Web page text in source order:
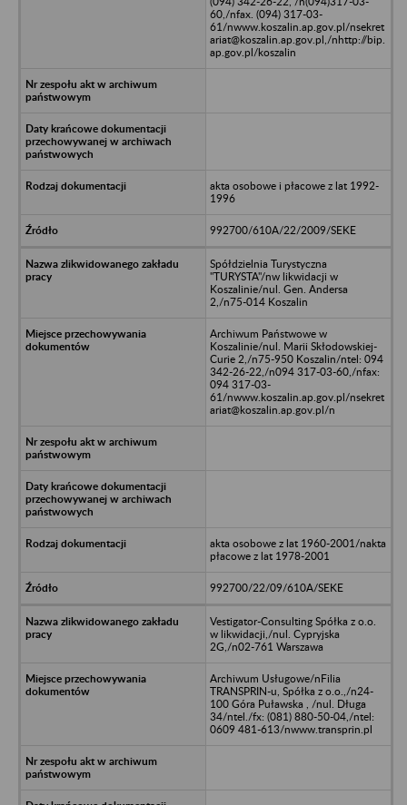
60,/nfax. (094) 317-03-
61/nwww.koszalin.ap.gov.pl/nsekret
ariat@koszalin.ap.gov.pl,/nhttp://bip.
ap.gov.pl/koszalin
akta osobowe i płacowe z lat 1992-
1996
992700/610A/22/2009/SEKE
Spółdzielnia Turystyczna
"TURYSTA"/nw likwidacji w
Koszalinie/nul. Gen. Andersa
2,/n75-014 Koszalin
Archiwum Państwowe w
Koszalinie/nul. Marii Skłodowskiej-
Curie 2,/n75-950 Koszalin/ntel: 094
342-26-22,/n094 317-03-60,/nfax:
094 317-03-
61/nwww.koszalin.ap.gov.pl/nsekret
ariat@koszalin.ap.gov.pl/n
akta osobowe z lat 1960-2001/nakta
płacowe z lat 1978-2001
992700/22/09/610A/SEKE
Vestigator-Consulting Spółka z o.o.
w likwidacji,/nul. Cypryjska
2G,/n02-761 Warszawa
Archiwum Usługowe/nFilia
TRANSPRIN-u, Spółka z o.o.,/n24-
100 Góra Puławska , /nul. Długa
34/ntel./fx: (081) 880-50-04,/ntel:
0609 481-613/nwww.transprin.pl